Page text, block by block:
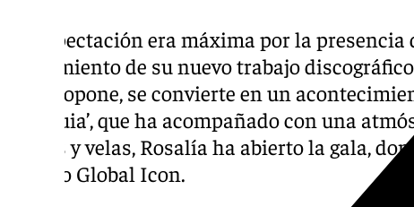
La expectación era máxima por la
lanzamiento de su nuevo trabajo
que propone, se convierte en un
‘Reliquia’, que ha acompañado con una
cruces y velas, Rosalía ha abierto la gala,
premio Global Icon.